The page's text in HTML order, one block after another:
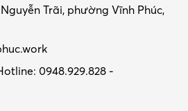
tặng
Trãi, phường Vĩnh Phúc,
0948.929.828 -